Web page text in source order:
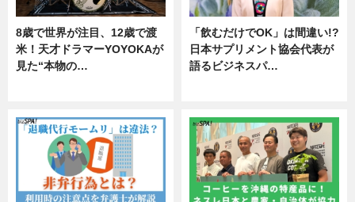
8歳で世界が注目、12歳で渡
米！天才ドラマーYOYOKAが
見た“本物の…
「飲むだけでOK」は間違い!?
日本サプリメント協会代表が
語るビジネスパ…